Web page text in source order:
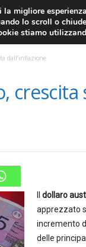
FOREX NEWS
DOLLARO
dall’inflazione
crescita
dollaro
apprezzato
incremento
delle
migliore
lo scroll o
stiamo